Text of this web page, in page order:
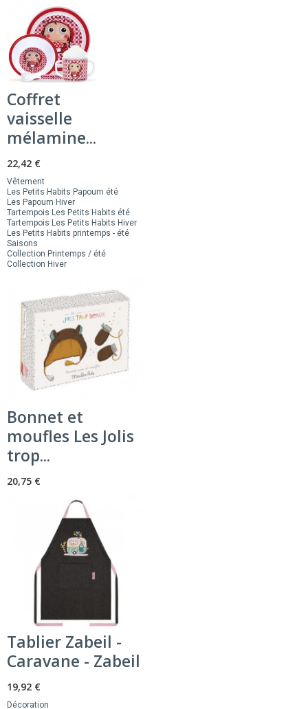
Coffret
vaisselle
mélamine...
22,42 €
Vêtement
Les Petits Habits Papoum été
Les Papoum Hiver
Tartempois Les Petits Habits été
Tartempois Les Petits Habits Hiver
Les Petits Habits printemps - été
Saisons
Collection Printemps / été
Collection Hiver
Bonnet et
moufles Les Jolis
trop...
20,75 €
Tablier Zabeil -
Caravane - Zabeil
19,92 €
Décoration